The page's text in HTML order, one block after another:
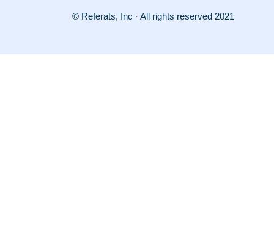
© Referats, Inc · All rights reserved 2021